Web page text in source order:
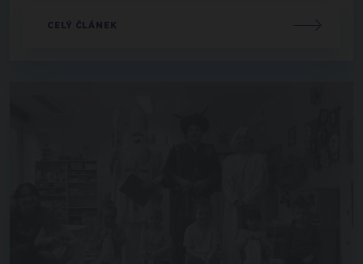
CELÝ ČLÁNEK